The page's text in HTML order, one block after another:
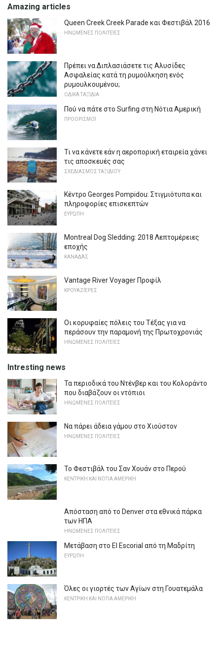
Amazing articles
Queen Creek Creek Parade και Φεστιβάλ 2016
ΗΝΩΜΈΝΕΣ ΠΟΛΙΤΕΊΕΣ
Πρέπει να Διπλασιάσετε τις Αλυσίδες
Ασφαλείας κατά τη ρυμούλκηση ενός
ρυμουλκουμένου;
ΟΔΙΚΆ ΤΑΞΊΔΙΑ
Πού να πάτε στο Surfing στη Νότια Αμερική
ΠΡΟΟΡΙΣΜΟΊ
Τι να κάνετε εάν η αεροπορική εταιρεία χάνει
τις αποσκευές σας
ΣΧΕΔΙΑΣΜΌΣ ΤΑΞΙΔΙΟΎ
Κέντρο Georges Pompidou: Στιγμιότυπα και
πληροφορίες επισκεπτών
ΕΥΡΏΠΗ
Montreal Dog Sledding: 2018 Λεπτομέρειες
εποχής
ΚΑΝΑΔΆΣ
Vantage River Voyager Προφίλ
ΚΡΟΥΑΖΙΈΡΕΣ
Οι κορυφαίες πόλεις του Τέξας για να
περάσουν την παραμονή της Πρωτοχρονιάς
ΗΝΩΜΈΝΕΣ ΠΟΛΙΤΕΊΕΣ
Intresting news
Τα περιοδικά του Ντένβερ και του Κολοράντο
που διαβάζουν οι ντόπιοι
ΗΝΩΜΈΝΕΣ ΠΟΛΙΤΕΊΕΣ
Να πάρει άδεια γάμου στο Χιούστον
ΗΝΩΜΈΝΕΣ ΠΟΛΙΤΕΊΕΣ
Το Φεστιβάλ του Σαν Χουάν στο Περού
ΚΕΝΤΡΙΚΉ ΚΑΙ ΝΌΤΙΑ ΑΜΕΡΙΚΉ
Απόσταση από το Denver στα εθνικά πάρκα
των ΗΠΑ
ΗΝΩΜΈΝΕΣ ΠΟΛΙΤΕΊΕΣ
Μετάβαση στο El Escorial από τη Μαδρίτη
ΕΥΡΏΠΗ
Όλες οι γιορτές των Αγίων στη Γουατεμάλα
ΚΕΝΤΡΙΚΉ ΚΑΙ ΝΌΤΙΑ ΑΜΕΡΙΚΉ